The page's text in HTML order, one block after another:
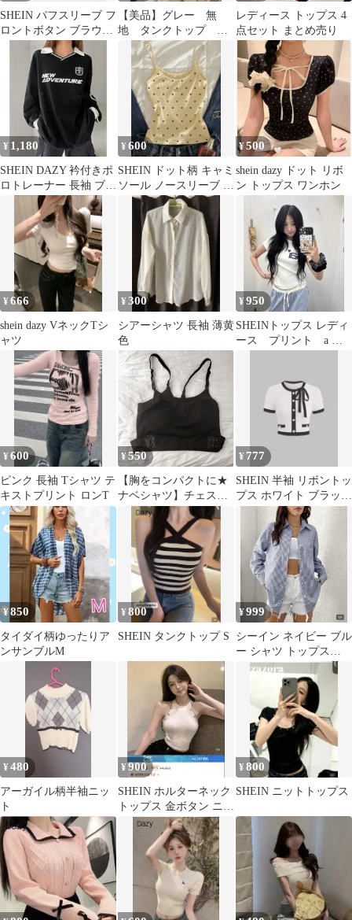
SHEIN パフスリーブ フ
ロントボタン ブラウス
ライトブルー
【美品】グレー 無
地 タンクトップ ノ
ースリーブ
レディース トップス 4
点セット まとめ売り
¥ 1,180
SHEIN DAZY 衿付きポ
ロトレーナー 長袖 ブラ
ック XL 韓国 Y2K
¥600
SHEIN ドット柄 キャミ
ソール ノースリーブ タ
ンクトップ イエロー
¥500
shein dazy ドット リボ
ン トップス ワンホン
¥666
shein dazy VネックTシ
ャツ
¥300
シアーシャツ 長袖 薄黄
色
¥950
SHEINトップス レディ
ース プリント a ロ
¥600
ピンク 長袖 Tシャツ テ
キストプリント ロンT
¥550
【胸をコンパクトに★
ナベシャツ】チェスト
バインダー タンクトッ
プ 黒 SHEIN
¥ 777
SHEIN 半袖 リボントッ
プス ホワイト ブラック
韓国 ワンホン
¥850
タイダイ柄ゆったりア
ンサンブルM
¥800
SHEIN タンクトップ S
¥999
シーイン ネイビー ブル
ー シャツ トップス
DAZY
¥480
アーガイル柄半袖ニッ
ト
¥900
SHEIN ホルターネック
トップス 金ボタン ニッ
¥800
SHEIN ニットトップス